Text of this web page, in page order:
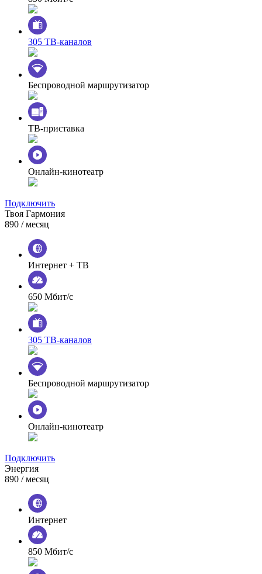
305 ТВ-каналов
Беспроводной маршрутизатор
ТВ-приставка
Онлайн-кинотеатр
Подключить
Твоя Гармония
890 / месяц
Интернет + ТВ
650 Мбит/с
305 ТВ-каналов
Беспроводной маршрутизатор
Онлайн-кинотеатр
Подключить
Энергия
890 / месяц
Интернет
850 Мбит/с